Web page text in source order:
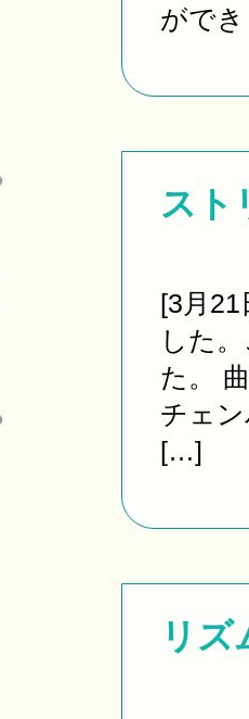
がで
スト
[3月
した
た。
チェ
[…]
リズ